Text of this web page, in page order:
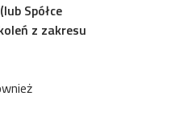
Spółce
z zakresu